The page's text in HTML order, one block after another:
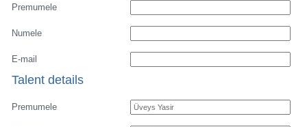
Premumele
Numele
E-mail
Talent details
Premumele